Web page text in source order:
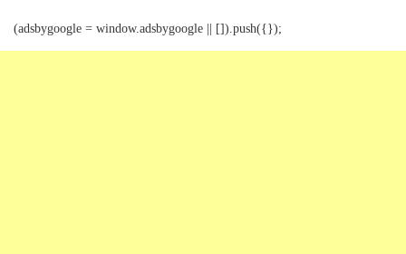
(adsbygoogle = window.adsbygoogle || []).push({});